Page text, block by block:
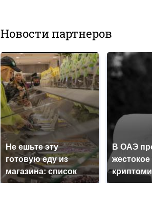
Новости партнеров
Не ешьте эту
готовую еду из
магазина: список
В ОАЭ